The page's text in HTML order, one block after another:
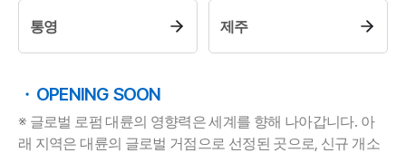
업무사례
주요 업무사례
고객후기
통영 제주
OPENING SOON
※ 글로벌 로펌 대륜의 영향력은 세계를 향해 나아갑니다. 아
래 지역은 대륜의 글로벌 거점으로 선정된 곳으로, 신규 개소